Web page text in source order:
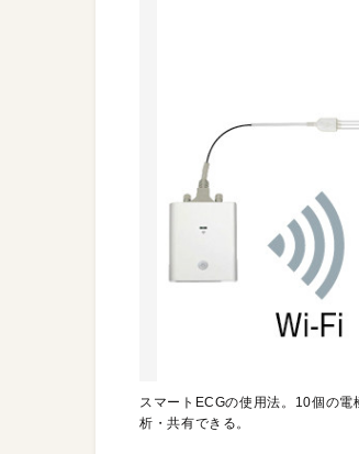
スマートECGの使用法。10個の
析・共有できる。